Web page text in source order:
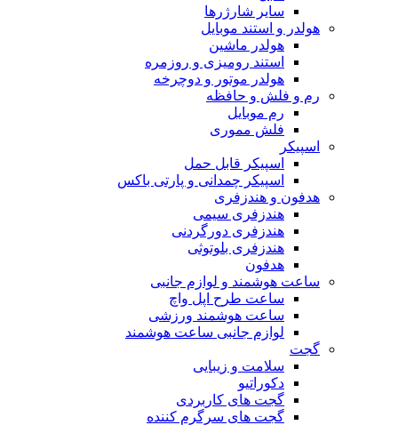
سایر شارژرها
هولدر و استند موبایل
هولدر ماشین
استند رومیزی و روزمره
هولدر موتور و دوچرخه
رم و فلش و حافظه
رم موبایل
فلش مموری
اسپیکر
اسپیکر قابل حمل
اسپیکر چمدانی و پارتی باکس
هدفون و هندزفری
هندزفری سیمی
هندزفری دورگردنی
هندزفری بلوتوثی
هدفون
ساعت هوشمند و لوازم جانبی
ساعت طرح اپل واچ
ساعت هوشمند ورزشی
لوازم جانبی ساعت هوشمند
گجت
سلامت و زیبایی
دکوراتیو
گجت های کاربردی
گجت های سرگرم کننده